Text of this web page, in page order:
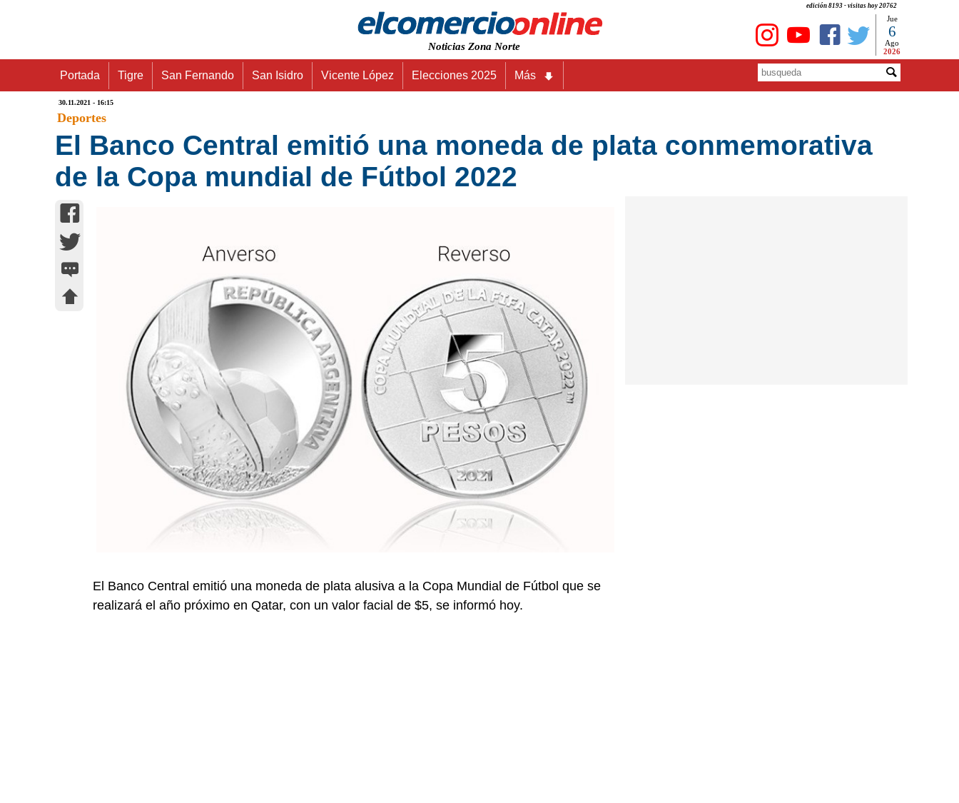
edición 8193 - visitas hoy 20762
Noticias Zona Norte
Jue
6
Ago
2026
Portada Tigre San Fernando San Isidro Vicente López Elecciones 2025 Más
30.11.2021 - 16:15
Deportes
El Banco Central emitió una moneda de plata conmemorativa
de la Copa mundial de Fútbol 2022
El Banco Central emitió una moneda de plata alusiva a la Copa Mundial de Fútbol que se
realizará el año próximo en Qatar, con un valor facial de $5, se informó hoy.